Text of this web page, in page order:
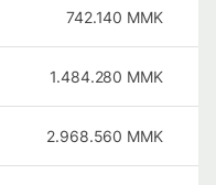
742.140 MMK
1.484.280 MMK
2.968.560 MMK